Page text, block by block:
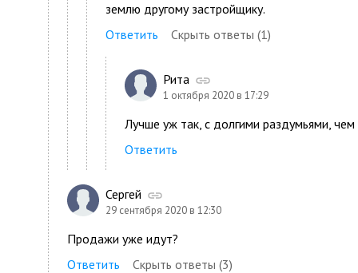
землю другому застройщику.
Ответить
Скрыть ответы (1)
Рита
1 октября 2020 в 17:29
Лучше уж так, с долгими раздумьями,
Ответить
Сергей
29 сентября 2020 в 12:30
Продажи уже идут?
Ответить
Скрыть ответы (3)